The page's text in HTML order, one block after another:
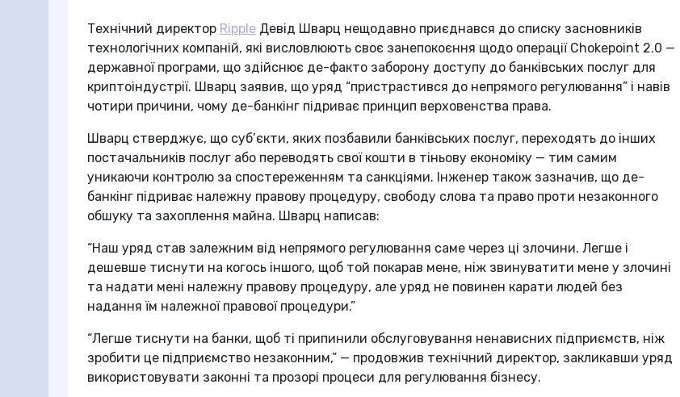
Технічний директор Ripple Девід Шварц нещодавно приєднався до списку засновників
технологічних компаній, які висловлюють своє занепокоєння щодо операції Chokepoint 2.0 —
державної програми, що здійснює де-факто заборону доступу до банківських послуг для
криптоіндустрії. Шварц заявив, що уряд “пристрастився до непрямого регулювання” і навів
чотири причини, чому де-банкінг підриває принцип верховенства права.
Шварц стверджує, що суб’єкти, яких позбавили банківських послуг, переходять до інших
постачальників послуг або переводять свої кошти в тіньову економіку — тим самим
уникаючи контролю за спостереженням та санкціями. Інженер також зазначив, що де-
банкінг підриває належну правову процедуру, свободу слова та право проти незаконного
обшуку та захоплення майна. Шварц написав:
“Наш уряд став залежним від непрямого регулювання саме через ці злочини. Легше і
дешевше тиснути на когось іншого, щоб той покарав мене, ніж звинуватити мене у злочині
та надати мені належну правову процедуру, але уряд не повинен карати людей без
надання їм належної правової процедури.”
“Легше тиснути на банки, щоб ті припинили обслуговування ненависних підприємств, ніж
зробити це підприємство незаконним,” — продовжив технічний директор, закликавши уряд
використовувати законні та прозорі процеси для регулювання бізнесу.